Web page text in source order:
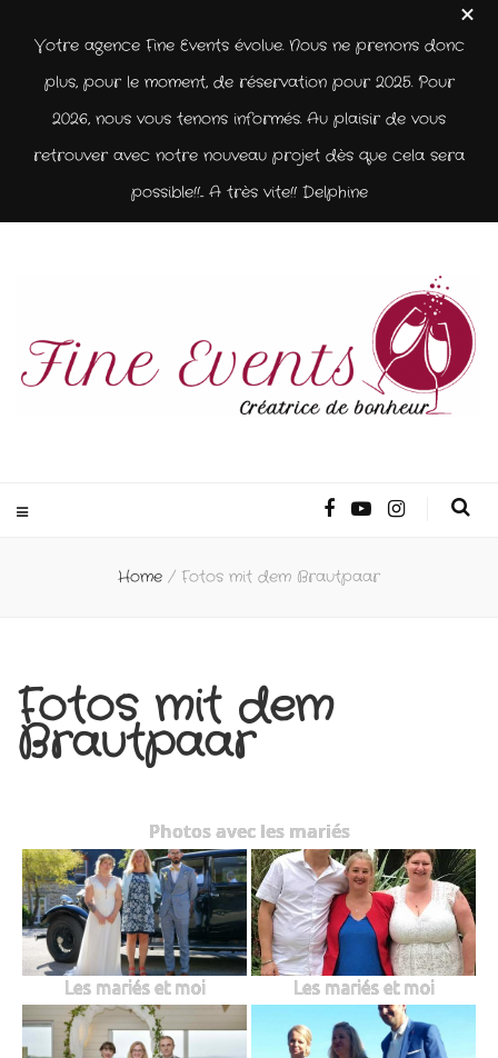
Votre agence Fine Events évolue. Nous ne prenons donc
plus, pour le moment, de réservation pour 2025. Pour
2026, nous vous tenons informés. Au plaisir de vous
retrouver avec notre nouveau projet dès que cela sera
possible!!... A très vite!! Delphine
Home / Fotos mit dem Brautpaar
Fotos mit dem
Brautpaar
Photos avec les mariés
Les mariés et moi Les mariés et moi